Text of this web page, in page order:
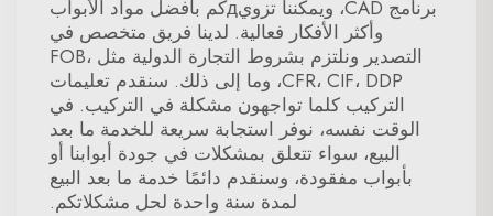
برنامج CAD، ويمكننا تزويдكم بأفضل مواد الأبواب
وأكثر الأفكار فعالية. لدينا فريق متخصص في
التصدير ونلتزم بشروط التجارة الدولية مثل FOB،
CFR، CIF، DDP، وما إلى ذلك. سنقدم تعليمات
التركيب كلما تواجهون مشكلة في التركيب. في
الوقت نفسه، نوفر استجابة سريعة للخدمة ما بعد
البيع، سواء تتعلق بمشكلات في جودة أبوابنا أو
بأبواب مفقودة، وسنقدم دائمًا خدمة ما بعد البيع
لمدة سنة واحدة لحل مشكلاتكم.